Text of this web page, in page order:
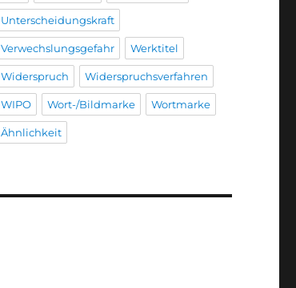
Unterscheidungskraft
Verwechslungsgefahr Werktitel
Widerspruch Widerspruchsverfahren
WIPO Wort-/Bildmarke Wortmarke
Ähnlichkeit